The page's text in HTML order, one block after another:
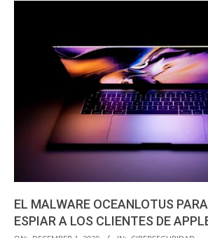
EL MALWARE OCEANLOTUS
ESPIAR A LOS CLIENTES DE